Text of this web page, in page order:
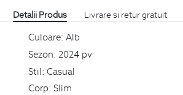
Detalii Produs Livrare si retur gratuit
Culoare: Alb
Sezon: 2024 pv
Stil: Casual
Corp: Slim